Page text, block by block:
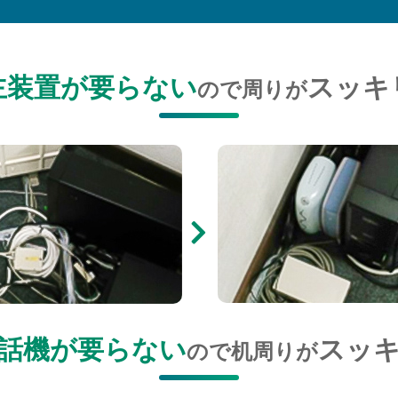
装置が要らないので周りがスッキ
機が要らないので机周りがスッ